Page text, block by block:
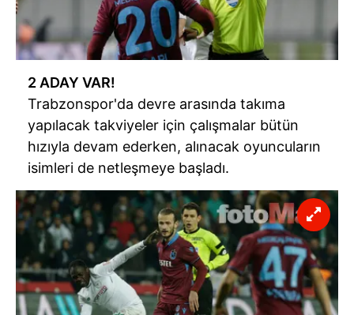
2 ADAY VAR!
Trabzonspor'da devre arasında takıma
yapılacak takviyeler için çalışmalar bütün
hızıyla devam ederken, alınacak oyuncuların
isimleri de netleşmeye başladı.